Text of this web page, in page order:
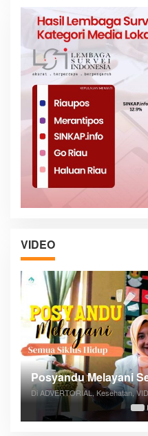
VIDEO
Posyandu Melayani
Di ADVERTORIAL, Kesehatan,